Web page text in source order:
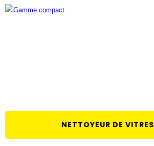
NETTOYEUR DE VITRES